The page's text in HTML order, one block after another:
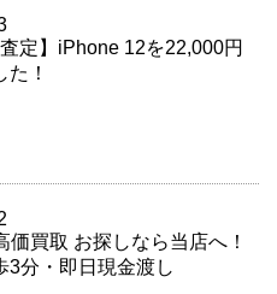
査定】iPhone 12を22,000円
！
価買取 お探しなら当店へ！
3分・即日現金渡し